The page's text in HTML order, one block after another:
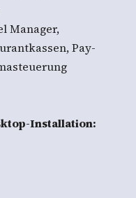
Manager,
Pay-
Installation: